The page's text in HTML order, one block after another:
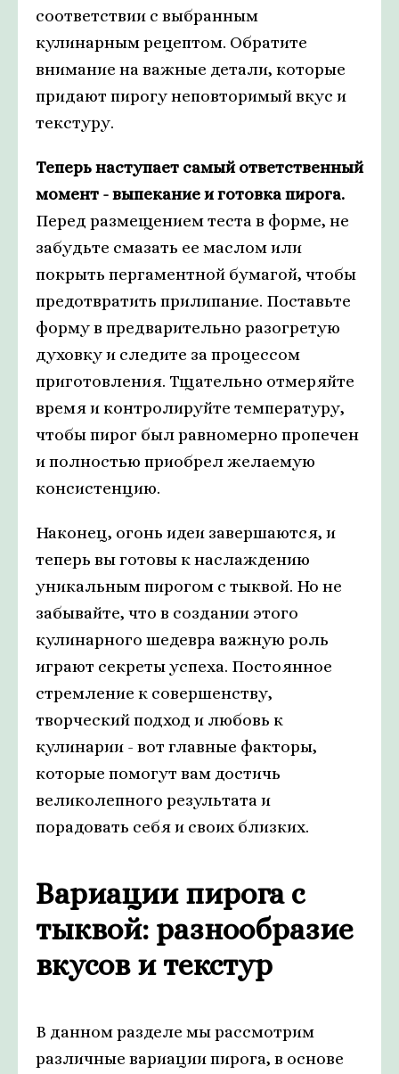
соответствии с выбранным
кулинарным рецептом. Обратите
внимание на важные детали, которые
придают пирогу неповторимый вкус и
текстуру.
Теперь наступает самый ответственный
момент - выпекание и готовка пирога.
Перед размещением теста в форме, не
забудьте смазать ее маслом или
покрыть пергаментной бумагой, чтобы
предотвратить прилипание. Поставьте
форму в предварительно разогретую
духовку и следите за процессом
приготовления. Тщательно отмеряйте
время и контролируйте температуру,
чтобы пирог был равномерно пропечен
и полностью приобрел желаемую
консистенцию.
Наконец, огонь идеи завершаются, и
теперь вы готовы к наслаждению
уникальным пирогом с тыквой. Но не
забывайте, что в создании этого
кулинарного шедевра важную роль
играют секреты успеха. Постоянное
стремление к совершенству,
творческий подход и любовь к
кулинарии - вот главные факторы,
которые помогут вам достичь
великолепного результата и
порадовать себя и своих близких.
Вариации пирога с
тыквой: разнообразие
вкусов и текстур
В данном разделе мы рассмотрим
различные вариации пирога, в основе